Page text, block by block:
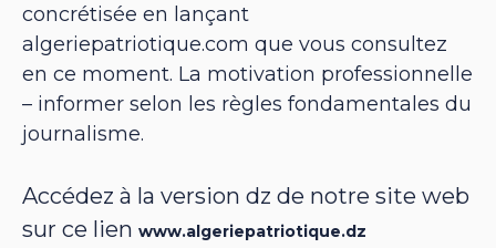
concrétisée en lançant
algeriepatriotique.com que vous consultez
en ce moment. La motivation professionnelle
– informer selon les règles fondamentales du
journalisme.
Accédez à la version dz de notre site web
sur ce lien www.algeriepatriotique.dz